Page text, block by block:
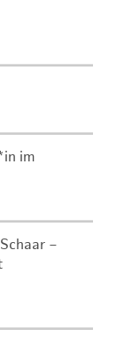
im
–